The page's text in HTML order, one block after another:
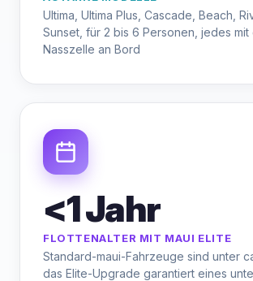
Ultima, Ultima Plus, Cascade, Beach,
Sunset, für 2 bis 6 Personen, jedes
Nasszelle an Bord
<1 Jahr
FLOTTENALTER MIT MAUI ELITE
Standard-maui-Fahrzeuge sind unter
das Elite-Upgrade garantiert eines